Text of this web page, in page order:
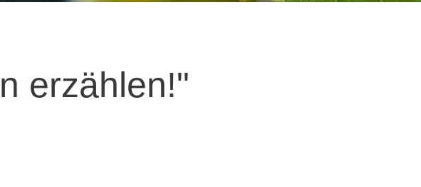
erzählen!"